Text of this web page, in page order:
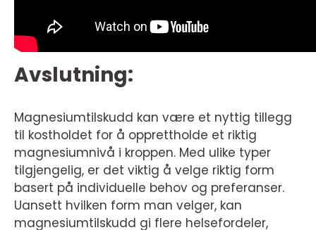
Avslutning:
Magnesiumtilskudd kan være et nyttig tillegg
til kostholdet for å opprettholde et riktig
magnesiumnivå i kroppen. Med ulike typer
tilgjengelig, er det viktig å velge riktig form
basert på individuelle behov og preferanser.
Uansett hvilken form man velger, kan
magnesiumtilskudd gi flere helsefordeler,